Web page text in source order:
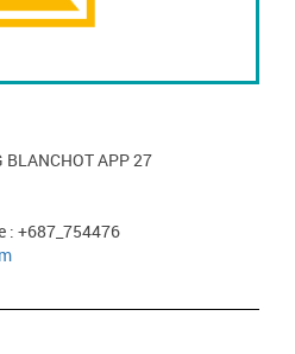
BLANCHOT APP 27
: +687_754476